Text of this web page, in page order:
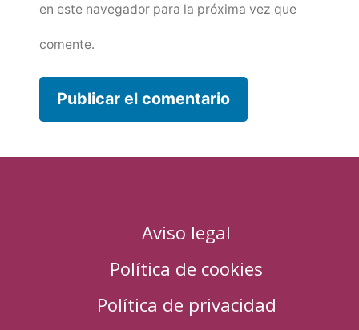
en este navegador para la próxima vez que
comente.
Aviso legal
Política de cookies
Política de privacidad